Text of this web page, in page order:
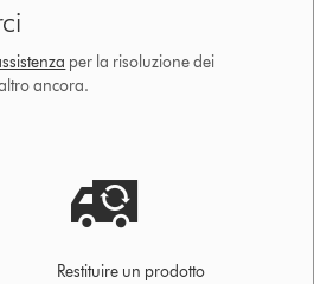
per la risoluzione dei
ancora.
Restituire un prodotto